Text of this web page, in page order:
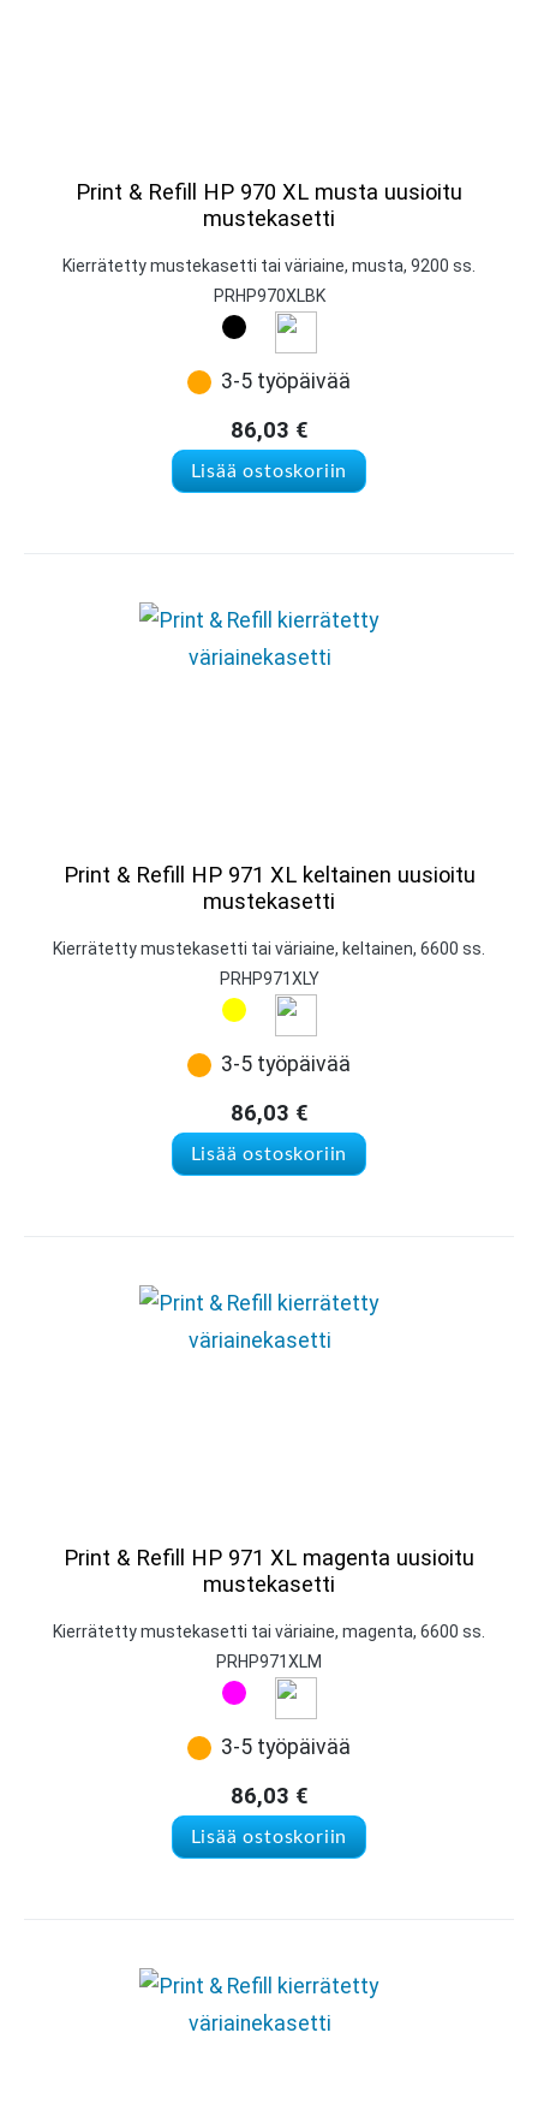
Print & Refill HP 970 XL musta uusioitu
mustekasetti
Kierrätetty mustekasetti tai väriaine, musta, 9200 ss.
PRHP970XLBK
3-5 työpäivää
86,03 €
Lisää ostoskoriin
Print & Refill HP 971 XL keltainen uusioitu
mustekasetti
Kierrätetty mustekasetti tai väriaine, keltainen, 6600 ss.
PRHP971XLY
3-5 työpäivää
86,03 €
Lisää ostoskoriin
Print & Refill HP 971 XL magenta uusioitu
mustekasetti
Kierrätetty mustekasetti tai väriaine, magenta, 6600 ss.
PRHP971XLM
3-5 työpäivää
86,03 €
Lisää ostoskoriin